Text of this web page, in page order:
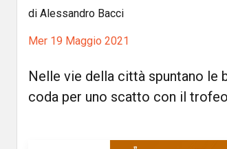
di Alessandro Bacci
Mer 19 Maggio 2021
Nelle vie della città spuntano le
coda per uno scatto con il